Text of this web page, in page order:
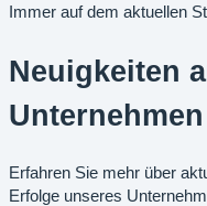
Immer auf dem aktuellen
Neuigkeiten
Unternehmen
Erfahren Sie mehr über
Erfolge unseres